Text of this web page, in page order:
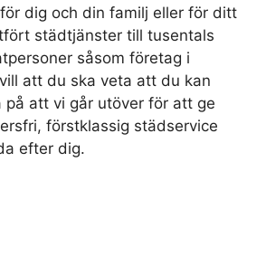
dig och din familj eller för ditt
städtjänster till tusentals
såsom företag i
att du ska veta att du kan
att vi går utöver för att ge
förstklassig städservice
efter dig.